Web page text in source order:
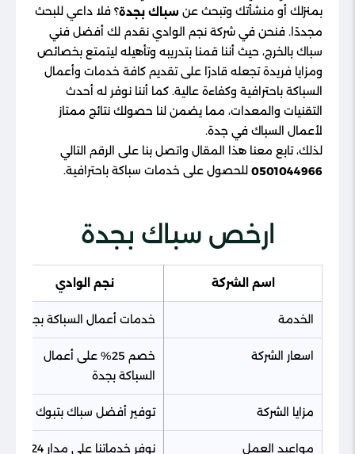
بمنزلك أو منشأتك وتبحث عن سباك بجدة؟ فلا داعي للبحث
مجددًا. فنحن في شركة نجم الوادي نقدم لك أفضل فني
سباك بالخرج، حيث أننا قمنا بتدريبه وتأهيله ليتمتع بخصائص
ومزايا فريدة تجعله قادرًا على تقديم كافة خدمات وأعمال
السباكة باحترافية وكفاءة عالية. كما أننا نوفر له أحدث
التقنيات والمعدات، مما يضمن لنا حصولك نتائج ممتاز
لأعمال السباك في جدة.
لذلك، تابع معنا هذا المقال واتصل بنا على الرقم التالي
0501044966 للحصول على خدمات سباكة باحترافية.
ارخص سباك بجدة
اسم الشركة نجم الوادي
الخدمة خدمات أعمال السباكة بجدة
اسعار الشركة
خصم 25% على أعمال
السباكة بجدة
مزايا الشركة توفير أفضل سباك بتبوك
مواعيد العمل
نوفر خدماتنا على مدار 24